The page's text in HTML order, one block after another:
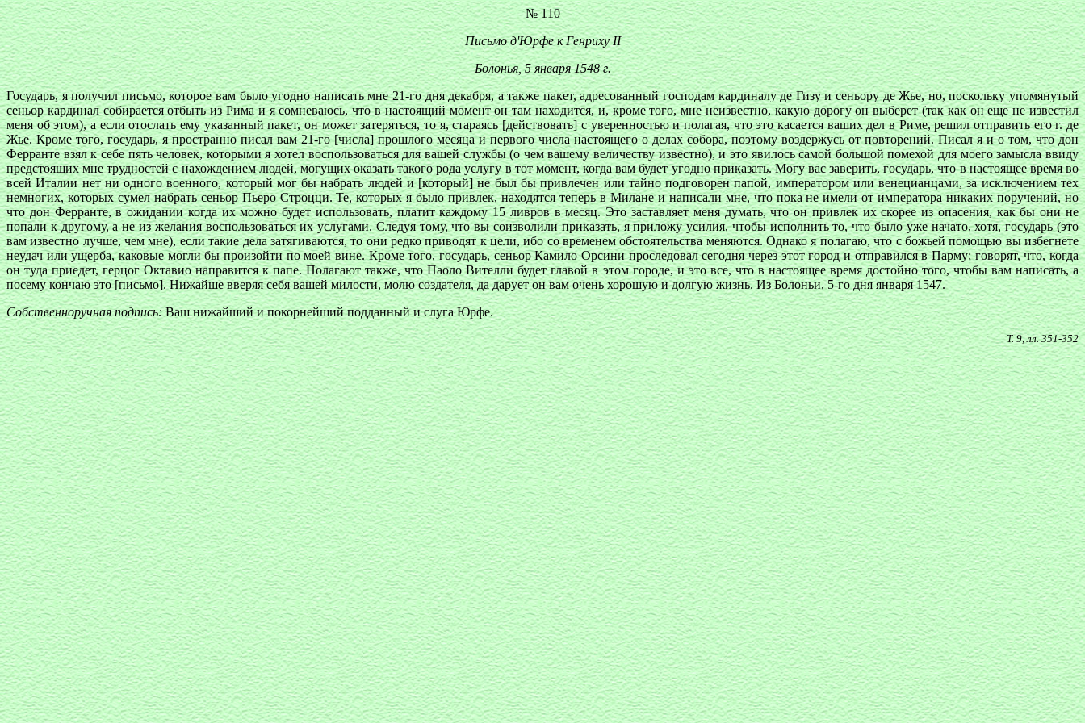
№ 110
Письмо д'Юрфе к Генриху II
Болонья, 5 января 1548 г.
Государь, я получил письмо, которое вам было угодно написать мне 21-го дня декабря, а также пакет, адресованный господам кардиналу де Гизу и сеньору де Жье, но, поскольку упомянутый
сеньор кардинал собирается отбыть из Рима и я сомневаюсь, что в настоящий момент он там находится, и, кроме того, мне неизвестно, какую дорогу он выберет (так как он еще не известил
меня об этом), а если отослать ему указанный пакет, он может затеряться, то я, стараясь [действовать] с уверенностью и полагая, что это касается ваших дел в Риме, решил отправить его г. де
Жье. Кроме того, государь, я пространно писал вам 21-го [числа] прошлого месяца и первого числа настоящего о делах собора, поэтому воздержусь от повторений. Писал я и о том, что дон
Ферранте взял к себе пять человек, которыми я хотел воспользоваться для вашей службы (о чем вашему величеству известно), и это явилось самой большой помехой для моего замысла ввиду
предстоящих мне трудностей с нахождением людей, могущих оказать такого рода услугу в тот момент, когда вам будет угодно приказать. Могу вас заверить, государь, что в настоящее время во
всей Италии нет ни одного военного, который мог бы набрать людей и [который] не был бы привлечен или тайно подговорен папой, императором или венецианцами, за исключением тех
немногих, которых сумел набрать сеньор Пьеро Строцци. Те, которых я было привлек, находятся теперь в Милане и написали мне, что пока не имели от императора никаких поручений, но
что дон Ферранте, в ожидании когда их можно будет использовать, платит каждому 15 ливров в месяц. Это заставляет меня думать, что он привлек их скорее из опасения, как бы они не
попали к другому, а не из желания воспользоваться их услугами. Следуя тому, что вы соизволили приказать, я приложу усилия, чтобы исполнить то, что было уже начато, хотя, государь (это
вам известно лучше, чем мне), если такие дела затягиваются, то они редко приводят к цели, ибо со временем обстоятельства меняются. Однако я полагаю, что с божьей помощью вы избегнете
неудач или ущерба, каковые могли бы произойти по моей вине. Кроме того, государь, сеньор Камило Орсини проследовал сегодня через этот город и отправился в Парму; говорят, что, когда
он туда приедет, герцог Октавио направится к папе. Полагают также, что Паоло Вителли будет главой в этом городе, и это все, что в настоящее время достойно того, чтобы вам написать, а
посему кончаю это [письмо]. Нижайше вверяя себя вашей милости, молю создателя, да дарует он вам очень хорошую и долгую жизнь. Из Болоньи, 5-го дня января 1547.
Собственноручная подпись:Ваш нижайший и покорнейший подданный и слуга Юрфе.
Т. 9, лл. 351-352